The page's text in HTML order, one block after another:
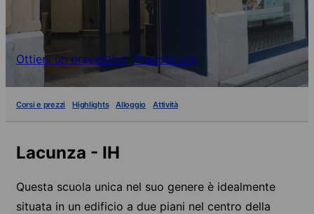
Ottieni un preventivo Prenota ora
Corsi e prezzi Highlights Alloggio Attività
Lacunza - IH
Questa scuola unica nel suo genere è idealmente
situata in un edificio a due piani nel centro della